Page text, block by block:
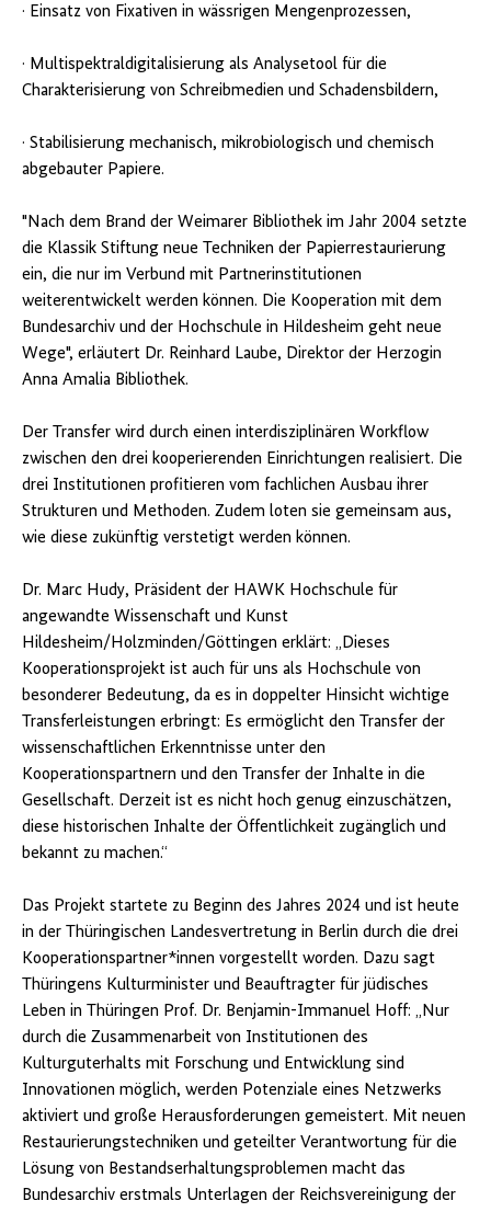
· Einsatz von Fixativen in wässrigen Mengenprozessen,
· Multispektraldigitalisierung als Analysetool für die
Charakterisierung von Schreibmedien und Schadensbildern,
· Stabilisierung mechanisch, mikrobiologisch und chemisch
abgebauter Papiere.
"Nach dem Brand der Weimarer Bibliothek im Jahr 2004 setzte
die Klassik Stiftung neue Techniken der Papierrestaurierung
ein, die nur im Verbund mit Partnerinstitutionen
weiterentwickelt werden können. Die Kooperation mit dem
Bundesarchiv und der Hochschule in Hildesheim geht neue
Wege", erläutert Dr. Reinhard Laube, Direktor der Herzogin
Anna Amalia Bibliothek.
Der Transfer wird durch einen interdisziplinären Workflow
zwischen den drei kooperierenden Einrichtungen realisiert. Die
drei Institutionen profitieren vom fachlichen Ausbau ihrer
Strukturen und Methoden. Zudem loten sie gemeinsam aus,
wie diese zukünftig verstetigt werden können.
Dr. Marc Hudy, Präsident der HAWK Hochschule für
angewandte Wissenschaft und Kunst
Hildesheim/Holzminden/Göttingen erklärt: „Dieses
Kooperationsprojekt ist auch für uns als Hochschule von
besonderer Bedeutung, da es in doppelter Hinsicht wichtige
Transferleistungen erbringt: Es ermöglicht den Transfer der
wissenschaftlichen Erkenntnisse unter den
Kooperationspartnern und den Transfer der Inhalte in die
Gesellschaft. Derzeit ist es nicht hoch genug einzuschätzen,
diese historischen Inhalte der Öffentlichkeit zugänglich und
bekannt zu machen.“
Das Projekt startete zu Beginn des Jahres 2024 und ist heute
in der Thüringischen Landesvertretung in Berlin durch die drei
Kooperationspartner*innen vorgestellt worden. Dazu sagt
Thüringens Kulturminister und Beauftragter für jüdisches
Leben in Thüringen Prof. Dr. Benjamin-Immanuel Hoff: „Nur
durch die Zusammenarbeit von Institutionen des
Kulturguterhalts mit Forschung und Entwicklung sind
Innovationen möglich, werden Potenziale eines Netzwerks
aktiviert und große Herausforderungen gemeistert. Mit neuen
Restaurierungstechniken und geteilter Verantwortung für die
Lösung von Bestandserhaltungsproblemen macht das
Bundesarchiv erstmals Unterlagen der Reichsvereinigung der